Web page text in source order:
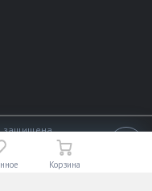
защищена
Корзина